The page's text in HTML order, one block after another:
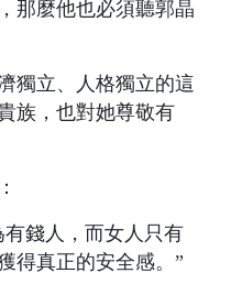
那麼他也必須聽郭晶
獨立、人格獨立的這
族，也對她尊敬有
錢人，而女人只有
得真正的安全感。”